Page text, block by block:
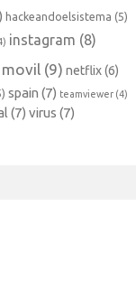
hackeandoelsistema (5)
instagram (8)
movil (9) netflix(6)
spain (7) teamviewer (4)
(7) virus (7)